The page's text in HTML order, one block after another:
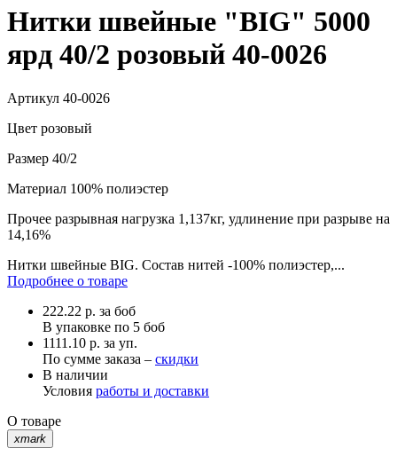
Нитки швейные "BIG" 5000
ярд 40/2 розовый 40-0026
Артикул 40-0026
Цвет розовый
Размер 40/2
Материал 100% полиэстер
Прочее разрывная нагрузка 1,137кг, удлинение при разрыве на
14,16%
Нитки швейные BIG. Состав нитей -100% полиэстер,...
Подробнее о товаре
222.22 р. за боб
В упаковке по 5 боб
1111.10 р. за уп.
По сумме заказа – скидки
В наличии
Условия работы и доставки
О товаре
xmark